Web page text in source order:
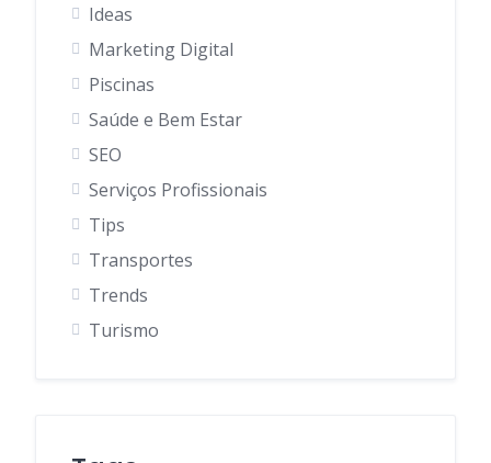
Ideas
Marketing Digital
Piscinas
Saúde e Bem Estar
SEO
Serviços Profissionais
Tips
Transportes
Trends
Turismo